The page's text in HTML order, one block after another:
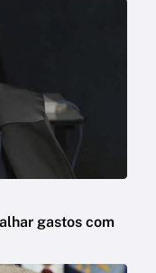
gastos com